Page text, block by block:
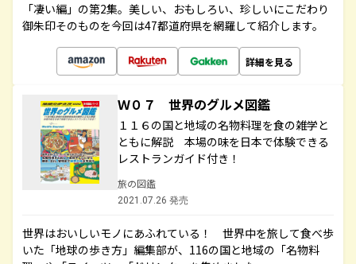
「凄い編」の第2集。美しい、おもしろい、珍しいにこだわり
御朱印そのものを今回は47都道府県を網羅して紹介します。
詳細を見る
Ｗ０７ 世界のグルメ図鑑
１１６の国と地域の名物料理を食の雑学と
ともに解説 本場の味を日本で体験できる
レストランガイド付き！
旅の図鑑
2021.07.26 発売
世界はおいしいモノにあふれている！ 世界中を旅して食べ歩
いた「地球の歩き方」編集部が、116の国と地域の「名物料